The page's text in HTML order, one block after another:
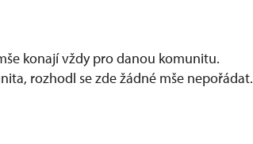
konají vždy pro danou komunitu.
rozhodl se zde žádné mše nepořádat.